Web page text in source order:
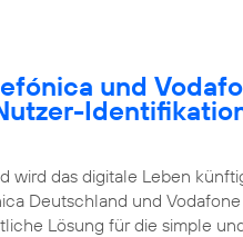
und
wird das digitale Leben
Deutschland und
Lösung für die simple